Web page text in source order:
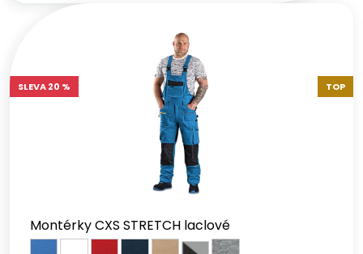
Montérky CXS STRETCH laclové
SLEVA 20 % TOP